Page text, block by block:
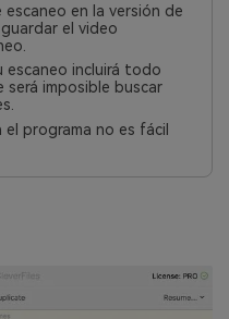
en la versión de
el video
escaneo incluirá todo
imposible buscar
programa no es fácil